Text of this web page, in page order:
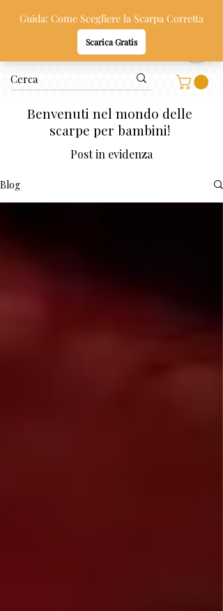
Oppi & Gi
SCARPE SANE PER BAMBINI
Benvenuti nel mondo delle
scarpe per bambini!
Post in evidenza
Blog